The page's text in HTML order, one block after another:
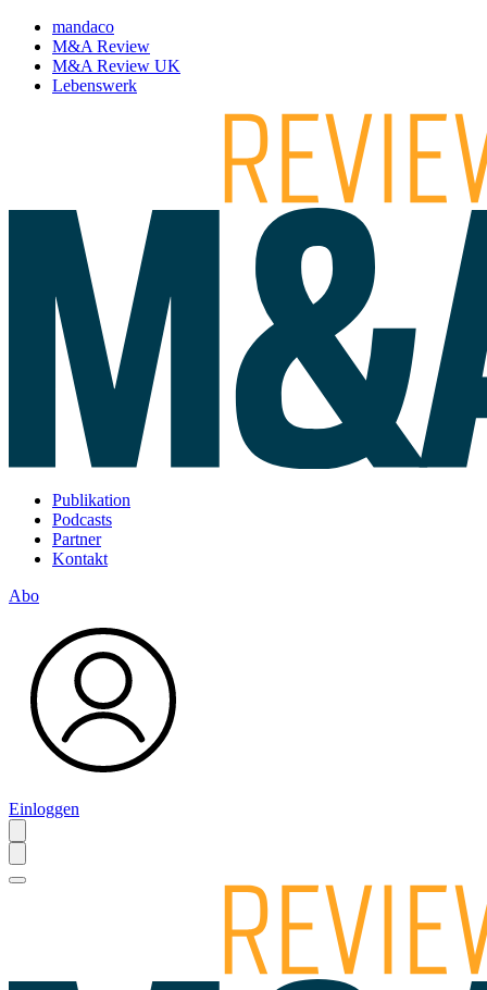
mandaco
M&A Review
M&A Review UK
Lebenswerk
Publikation
Podcasts
Partner
Kontakt
Abo
Einloggen